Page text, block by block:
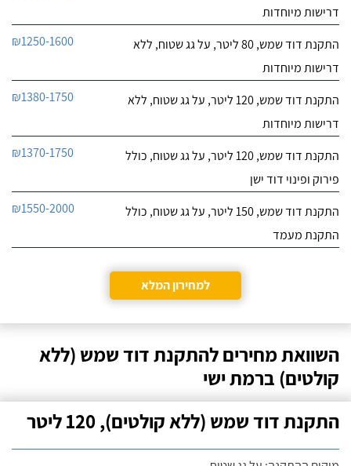
דרישות מיוחדות
התקנת דוד שמש, 80 ליטר, על גג שטוח, ללא
דרישות מיוחדות
₪1250-1600
התקנת דוד שמש, 120 ליטר, על גג שטוח, ללא
דרישות מיוחדות
₪1380-1750
התקנת דוד שמש, 120 ליטר, על גג שטוח, כולל
פירוק ופינוי דוד ישן
₪1370-1750
התקנת דוד שמש, 150 ליטר, על גג שטוח, כולל
התקנת מעמד
₪1550-2000
למחירון המלא
השוואת מחירים להתקנת דוד שמש (ללא
קולטים) ברמת ישי
התקנת דוד שמש (ללא קולטים), 120 ליטר